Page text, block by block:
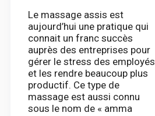
Le massage assis est
aujourd’hui une pratique qui
connait un franc succès
auprès des entreprises pour
gérer le stress des employés
et les rendre beaucoup plus
productif. Ce type de
massage est aussi connu
sous le nom de « amma